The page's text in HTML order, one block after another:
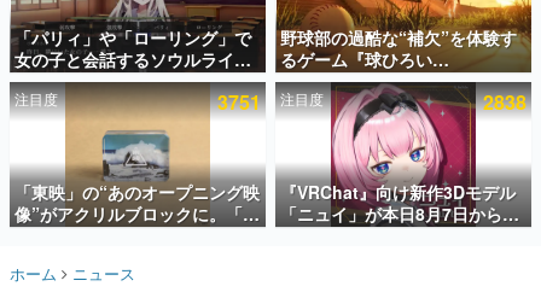
アプリセール情報
インタビュー
連載・特集一覧
殿堂入り記事
SNS拡散数が数千以上！ ページビュー数万以上！ などな
ど。多くの人々に読まれた、電ファミ渾身の“殿堂入り”記
事をまとめました。
名作ゲームクリエイターの方々に製作時のエピソードをお
「パリィ」や「ローリング」で
女の子と会話するソウルライク
恋愛ゲーム『小早川さんはソウ
ルライク』無料公開。返事に失
敗すると「YOU DIED」
野球部の過酷な“補欠”を体験す
るゲーム『球ひろい
Simulator』が「1件」のウィッ
シュリストをもとにチェコ語に
対応しSNSで話題に。『キング
ダム・カム』開発元やチェコの
プロ野球選手から称賛の声
注目度 3751
「東映」の“あのオープニング映
像”がアクリルブロックに。「東
映ヒストリカル グッズコレクシ
注目度 2838
『VRChat』向け新作3Dモデル
「ニュイ」が本日8月7日から
BOOTHにて発売。瞳に光る星
ホーム ニュース